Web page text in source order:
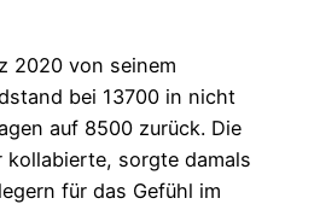
2020 von seinem
bei 13700 in nicht
auf 8500 zurück. Die
kollabierte, sorgte damals
für das Gefühl im